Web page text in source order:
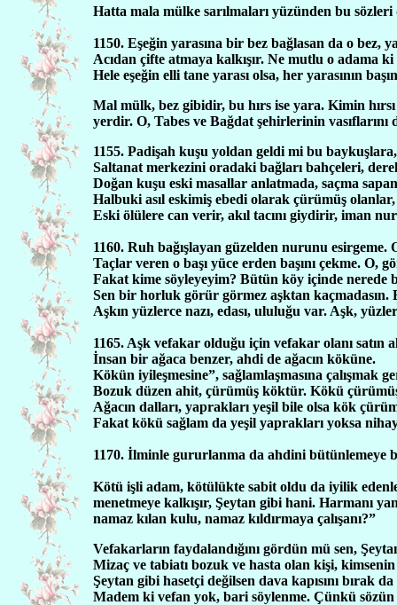
Hatta mala mülke sarılmaları yüzünden bu
1150. Eşeğin yarasına bir bez bağlasan da o bez,
Acıdan çifte atmaya kalkışır. Ne mutlu o adama
Hele eşeğin elli tane yarası olsa, her yarasının
Mal mülk, bez gibidir, bu hırs ise yara. Kimin
yerdir. O, Tabes ve Bağdat şehirlerinin vasıflarını
1155. Padişah kuşu yoldan geldi mi bu
Saltanat merkezini oradaki bağları bahçeleri,
Doğan kuşu eski masallar anlatmada, saçma
Halbuki asıl eskimiş ebedi olarak çürümüş
Eski ölülere can verir, akıl tacını giydirir, iman
1160. Ruh bağışlayan güzelden nurunu esirgeme.
Taçlar veren o başı yüce erden başını çekme. O,
Fakat kime söyleyeyim? Bütün köy içinde
Sen bir horluk görür görmez aşktan
Aşkın yüzlerce nazı, edası, ululuğu var. Aşk,
1165. Aşk vefakar olduğu için vefakar olanı satın
İnsan bir ağaca benzer, ahdi de ağacın köküne.
Kökün iyileşmesine”, sağlamlaşmasına çalışmak
Bozuk düzen ahit, çürümüş köktür. Kökü
Ağacın dalları, yaprakları yeşil bile olsa kök
Fakat kökü sağlam da yeşil yaprakları yoksa
1170. İlminle gururlanma da ahdini bütünlemeye
Kötü işli adam, kötülükte sabit oldu da iyilik
menetmeye kalkışır, Şeytan gibi hani. Harmanı
namaz kılan kulu, namaz kıldırmaya çalışanı?”
Vefakarların faydalandığını gördün mü sen,
Mizaç ve tabiatı bozuk ve hasta olan kişi, kimsenin
Şeytan gibi hasetçi değilsen dava kapısını bırak da
Madem ki vefan yok, bari söylenme. Çünkü sözün